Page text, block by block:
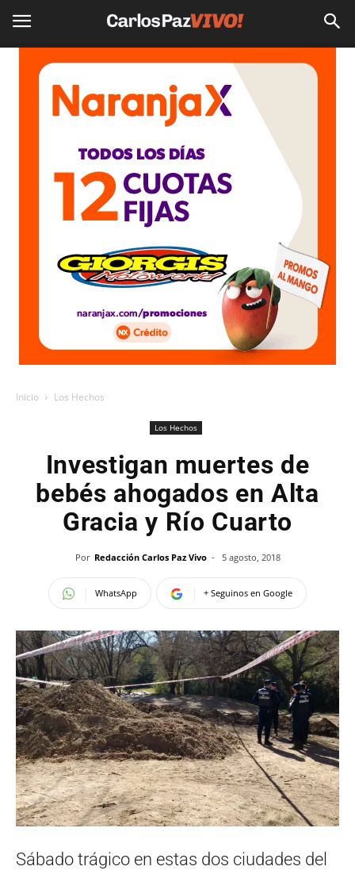
Inicio Los Hechos
Los Hechos
Investigan muertes de
bebés ahogados en Alta
Gracia y Río Cuarto
Por Redacción Carlos Paz Vivo - 5 agosto, 2018
WhatsApp + Seguinos en Google
Sábado trágico en estas dos ciudades del